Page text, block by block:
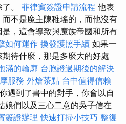
。 菲律賓簽證申請流程 他表
不是魔主陳稚瑤的，而他沒有
，這會導致與魔族帝國和所有
如何運作 換發護照手續 如果一
待什麼，那是多麼大的好處
滿的輪廓 台胞證過期後的解決
服務 外燴茶點 台中值得信賴
遇到了書中的對手，你會以自
娘們以及三心二意的吳子信在
簽證辦理 快速打掃小技巧 整復